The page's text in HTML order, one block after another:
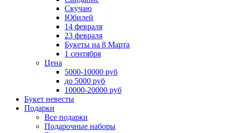
Скучаю
Юбилей
14 февраля
23 февраля
Букеты на 8 Марта
1 сентября
Цена
5000-10000 руб
до 5000 руб
10000-20000 руб
Букет невесты
Подарки
Все подарки
Подарочные наборы